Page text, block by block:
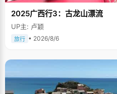
2025广西行3：古龙山漂流
UP主: 卢颖
旅行 • 2026/8/6